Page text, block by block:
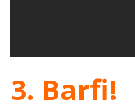
3. Barfi!